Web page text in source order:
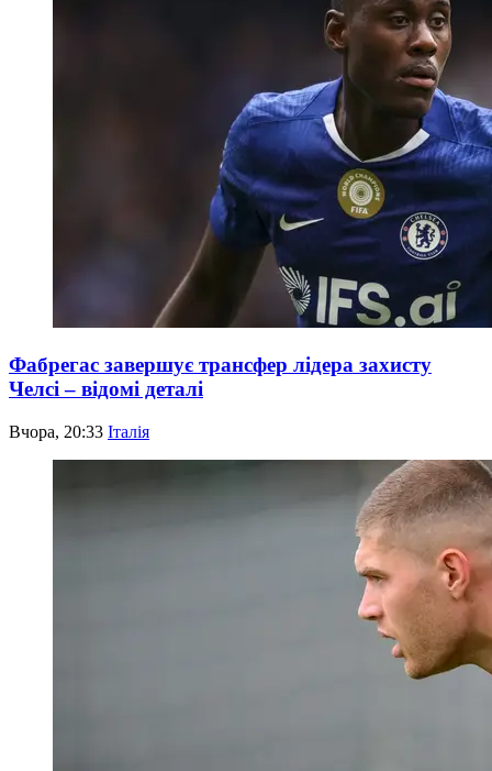
Фабрегас завершує трансфер лідера захисту
Челсі – відомі деталі
Вчора, 20:33 Італія